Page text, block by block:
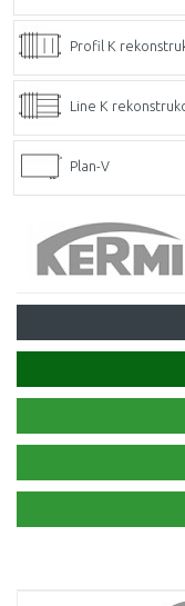
Profil K
Line K
Plan-V